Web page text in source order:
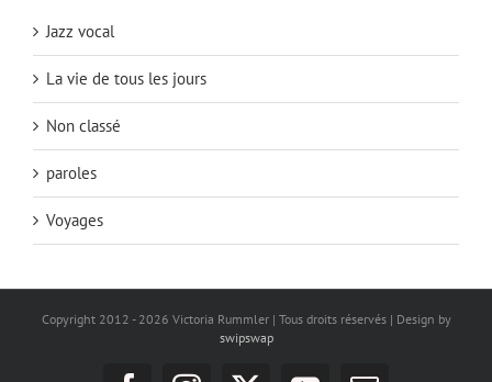
Jazz vocal
La vie de tous les jours
Non classé
paroles
Voyages
Copyright 2012 - 2026 Victoria Rummler | Tous droits réservés | Design by
swipswap